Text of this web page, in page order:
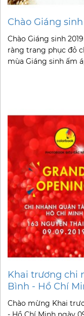
Chào Giáng sinh
Chào Giáng sinh
ràng trang phục đỏ
mùa Giáng sinh ấm
Khai trương chi
Bình - Hồ Chí
Chào mừng Khai